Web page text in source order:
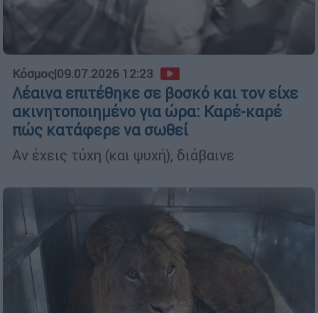
Κόσμος|09.07.2026 12:23
Λέαινα επιτέθηκε σε βοσκό και τον είχε
ακινητοποιημένο για ώρα: Καρέ-καρέ
πώς κατάφερε να σωθεί
Αν έχεις τύχη (και ψυχή), διάβαινε